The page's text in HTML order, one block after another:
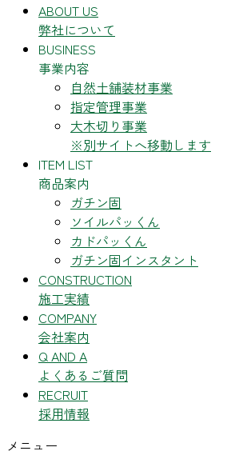
ABOUT US
弊社について
BUSINESS
事業内容
自然土舗装材事業
指定管理事業
大木切り事業
※別サイトへ移動します
ITEM LIST
商品案内
ガチン固
ソイルパッくん
カドパッくん
ガチン固インスタント
CONSTRUCTION
施工実績
COMPANY
会社案内
Q AND A
よくあるご質問
RECRUIT
採用情報
メニュー